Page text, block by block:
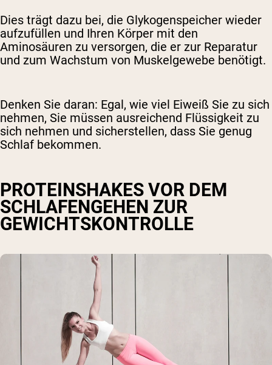
Dies trägt dazu bei, die Glykogenspeicher wieder
aufzufüllen und Ihren Körper mit den
Aminosäuren zu versorgen, die er zur Reparatur
und zum Wachstum von Muskelgewebe benötigt.
Denken Sie daran: Egal, wie viel Eiweiß Sie zu sich
nehmen, Sie müssen ausreichend Flüssigkeit zu
sich nehmen und sicherstellen, dass Sie genug
Schlaf bekommen.
PROTEINSHAKES VOR DEM
SCHLAFENGEHEN ZUR
GEWICHTSKONTROLLE